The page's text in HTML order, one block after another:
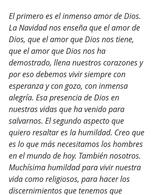
El primero es el inmenso amor de Dios.
La Navidad nos enseña que el amor de
Dios, que el amor que Dios nos tiene,
que el amor que Dios nos ha
demostrado, llena nuestros corazones y
por eso debemos vivir siempre con
esperanza y con gozo, con inmensa
alegría. Esa presencia de Dios en
nuestras vidas que ha venido para
salvarnos. El segundo aspecto que
quiero resaltar es la humildad. Creo que
es lo que más necesitamos los hombres
en el mundo de hoy. También nosotros.
Muchísima humildad para vivir nuestra
vida como religiosos, para hacer los
discernimientos que tenemos que